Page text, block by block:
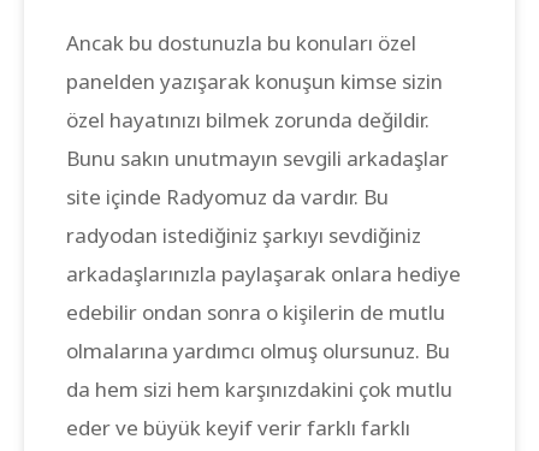
Ancak bu dostunuzla bu konuları özel
panelden yazışarak konuşun kimse sizin
özel hayatınızı bilmek zorunda değildir.
Bunu sakın unutmayın sevgili arkadaşlar
site içinde Radyomuz da vardır. Bu
radyodan istediğiniz şarkıyı sevdiğiniz
arkadaşlarınızla paylaşarak onlara hediye
edebilir ondan sonra o kişilerin de mutlu
olmalarına yardımcı olmuş olursunuz. Bu
da hem sizi hem karşınızdakini çok mutlu
eder ve büyük keyif verir farklı farklı